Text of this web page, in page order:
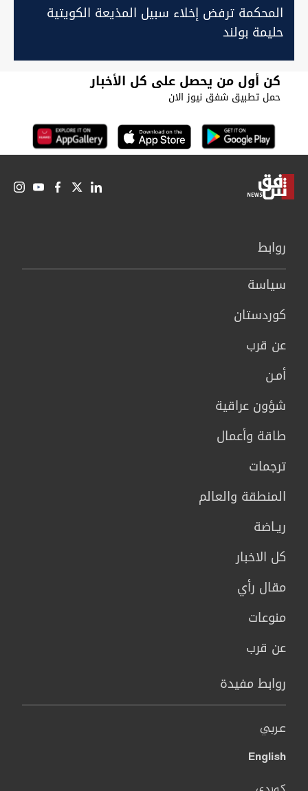
المحكمة ترفض إخلاء سبيل المذيعة الكويتية
حليمة بولند
كن أول من يحصل على كل الأخبار
حمل تطبيق شفق نيوز الان
روابط
سیاسة
كوردستان
عن قرب
أمـن
شؤون عراقية
طاقة وأعمال
ترجمات
المنطقة والعالم
ريـاضة
كل الاخبار
مقال رأي
منوعات
عن قرب
روابط مفيدة
عربي
English